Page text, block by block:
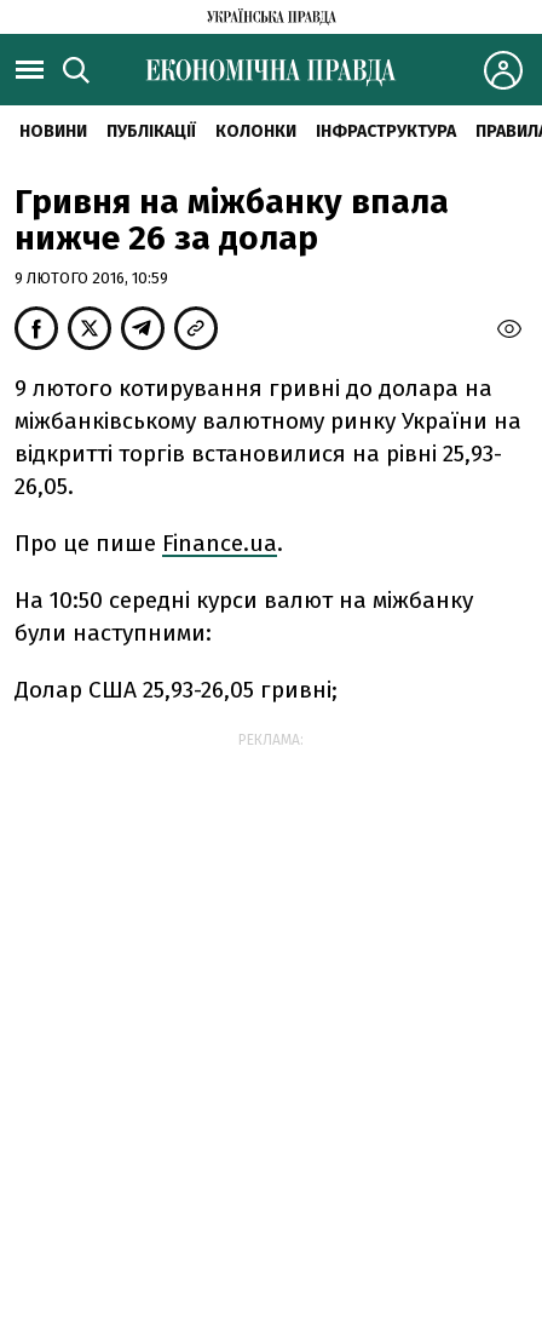
НОВИНИ ПУБЛІКАЦІЇ КОЛОНКИ ІНФРАСТРУКТУРА
Гривня на міжбанку впала
нижче 26 за долар
9 ЛЮТОГО 2016, 10:59
9 лютого котирування гривні до долара на
міжбанківському валютному ринку України на
відкритті торгів встановилися на рівні 25,93-
26,05.
Про це пише Finanсe.ua.
На 10:50 середні курси валют на міжбанку
були наступними:
Долар США 25,93-26,05 гривні;
РЕКЛАМА: